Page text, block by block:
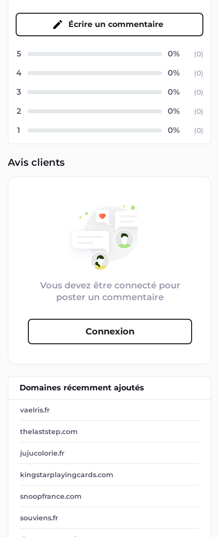
Écrire un commentaire
5 (0)
4 (0)
3 (0)
2 (0)
1 (0)
Avis clients
Vous devez être connecté pour
poster un commentaire
Connexion
Domaines récemment ajoutés
vaelris.fr
thelaststep.com
jujucolorie.fr
kingstarplayingcards.com
snoopfrance.com
souviens.fr